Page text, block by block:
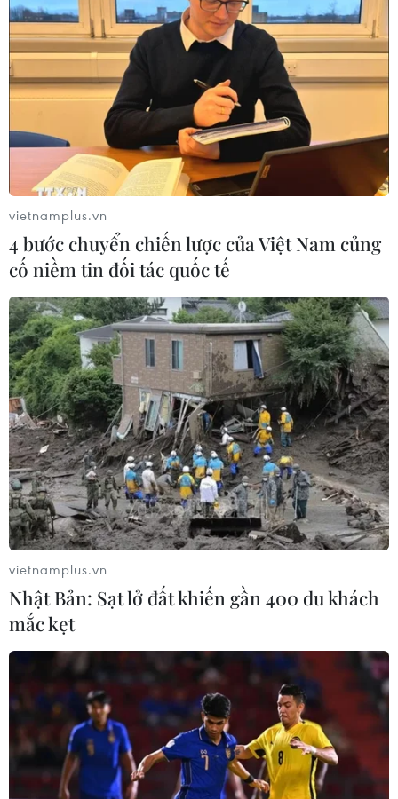
vietnamplus.vn
4 bước chuyển chiến lược của Việt Nam củng
cố niềm tin đối tác quốc tế
vietnamplus.vn
Nhật Bản: Sạt lở đất khiến gần 400 du khách
mắc kẹt